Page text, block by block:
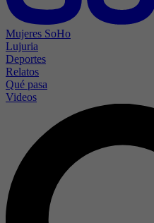
Mujeres SoHo
Lujuria
Deportes
Relatos
Qué pasa
Videos